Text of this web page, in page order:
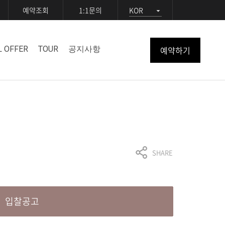
예약조회 1:1문의 KOR
OFFER TOUR 공지사항 예약하기
SHARE
입찰공고